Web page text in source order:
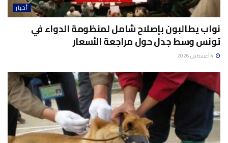
أخبار
نواب يطالبون بإصلاح شامل لمنظومة الدواء في
تونس وسط جدل حول مراجعة الأسعار